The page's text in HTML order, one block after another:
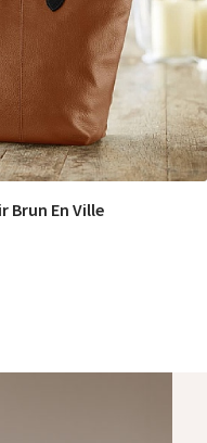
Brun En Ville